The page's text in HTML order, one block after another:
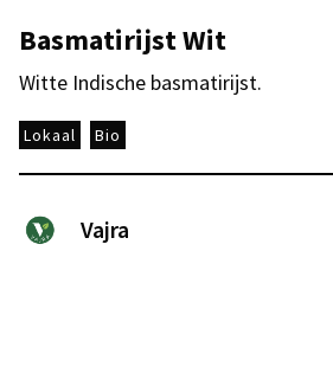
Basmatirijst Wit
Witte Indische basmatirijst.
Lokaal Bio
Vajra